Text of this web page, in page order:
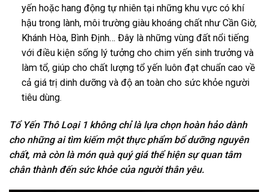
yến hoặc hang động tự nhiên tại những khu vực có khí
hậu trong lành, môi trường giàu khoáng chất như Cần Giờ,
Khánh Hòa, Bình Định… Đây là những vùng đất nổi tiếng
với điều kiện sống lý tưởng cho chim yến sinh trưởng và
làm tổ, giúp cho chất lượng tổ yến luôn đạt chuẩn cao về
cả giá trị dinh dưỡng và độ an toàn cho sức khỏe người
tiêu dùng.
Tổ Yến Thô Loại 1 không chỉ là lựa chọn hoàn hảo dành
cho những ai tìm kiếm một thực phẩm bổ dưỡng nguyên
chất, mà còn là món quà quý giá thể hiện sự quan tâm
chân thành đến sức khỏe của người thân yêu.